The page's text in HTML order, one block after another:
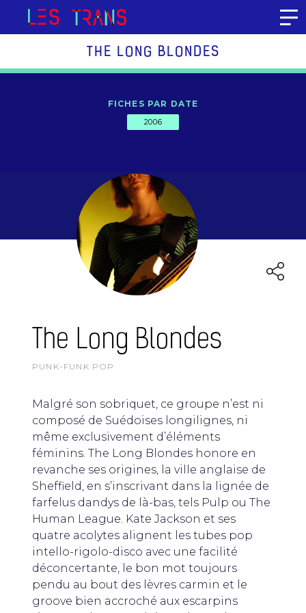
Aller au contenu
THE LONG BLONDES
FICHES PAR DATE
2006
The Long Blondes
PUNK-FUNK POP
Malgré son sobriquet, ce groupe n’est ni
composé de Suédoises longilignes, ni
même exclusivement d’éléments
féminins. The Long Blondes honore en
revanche ses origines, la ville anglaise de
Sheffield, en s’inscrivant dans la lignée de
farfelus dandys de là-bas, tels Pulp ou The
Human League. Kate Jackson et ses
quatre acolytes alignent les tubes pop
intello-rigolo-disco avec une facilité
déconcertante, le bon mot toujours
pendu au bout des lèvres carmin et le
groove bien accroché aux escarpins